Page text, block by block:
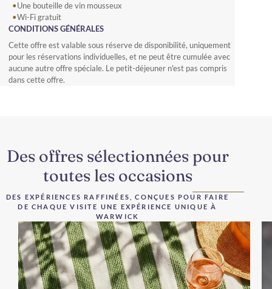
Une bouteille de vin mousseux
Wi-Fi gratuit
CONDITIONS GÉNÉRALES
Cette offre est valable sous réserve de disponibilité, uniquement
pour les réservations individuelles, et ne peut être cumulée avec
aucune autre offre spéciale. Le petit-déjeuner n'est pas compris
dans cette offre.
Des offres sélectionnées pour
toutes les occasions
DES EXPÉRIENCES RAFFINÉES, CONÇUES POUR FAIRE
DE CHAQUE VISITE UNE EXPÉRIENCE UNIQUE À
WARWICK